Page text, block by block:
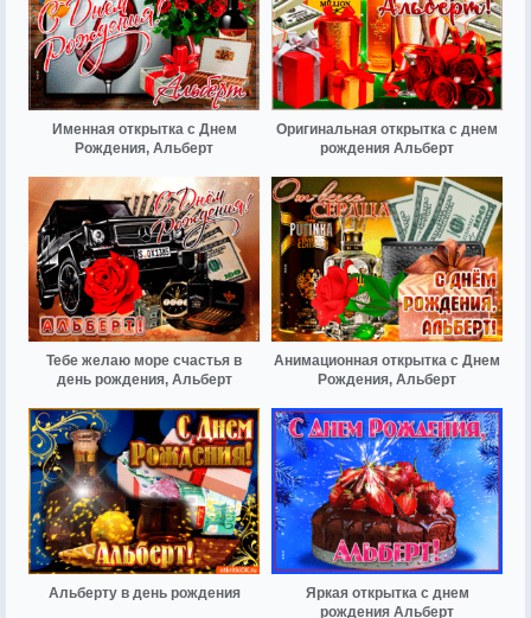
Именная открытка с Днем
Рождения, Альберт
Оригинальная открытка с днем
рождения Альберт
Тебе желаю море счастья в
день рождения, Альберт
Анимационная открытка с Днем
Рождения, Альберт
Альберту в день рождения
Яркая открытка с днем
рождения Альберт